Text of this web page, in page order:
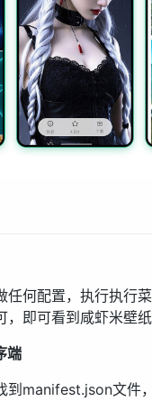
任何配置，执行执行
即可看到咸虾米壁纸
端
到manifest.json文件